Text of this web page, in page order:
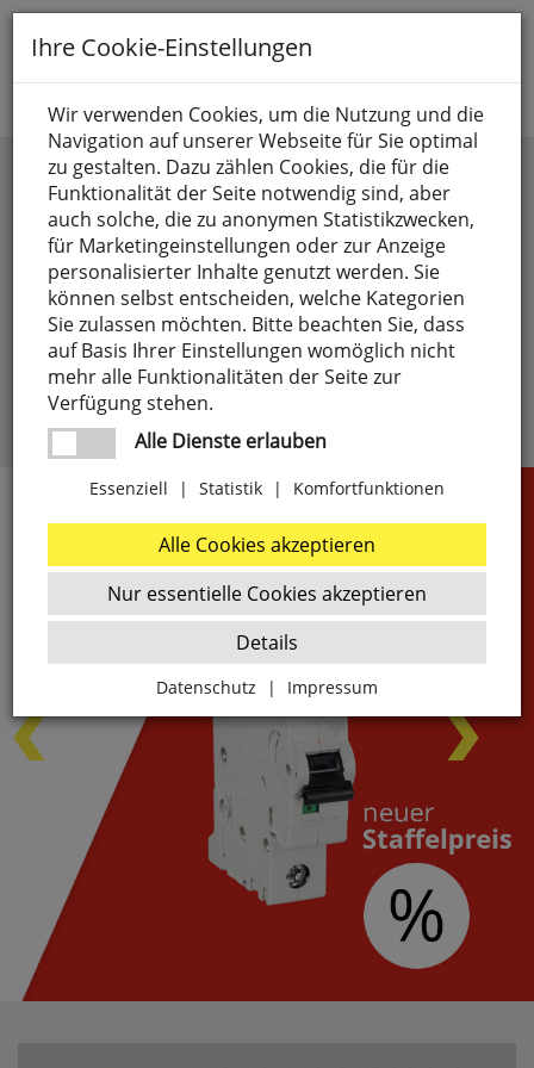
Toggle
Suche nach
Anmelden
angemeldet bleiben
Passwort vergessen?
anmelden
Noch kein Kunde?Jetzt registrieren >
Ihre Cookie-Einstellungen
Wir verwenden Cookies, um die Nutzung und die
Navigation auf unserer Webseite für Sie optimal
zu gestalten. Dazu zählen Cookies, die für die
Funktionalität der Seite notwendig sind, aber
auch solche, die zu anonymen Statistikzwecken,
für Marketingeinstellungen oder zur Anzeige
personalisierter Inhalte genutzt werden. Sie
können selbst entscheiden, welche Kategorien
Sie zulassen möchten. Bitte beachten Sie, dass
auf Basis Ihrer Einstellungen womöglich nicht
mehr alle Funktionalitäten der Seite zur
Verfügung stehen.
Alle Dienste erlauben
Essenziell | Statistik | Komfortfunktionen
Alle Cookies akzeptieren
Nur essentielle Cookies akzeptieren
Details
Datenschutz | Impressum
Zurück
Essenziell
websale_ac
ws8_pferdekaemper_01-aa_sid
Diese Cookies sind essenziell für die Funktion des